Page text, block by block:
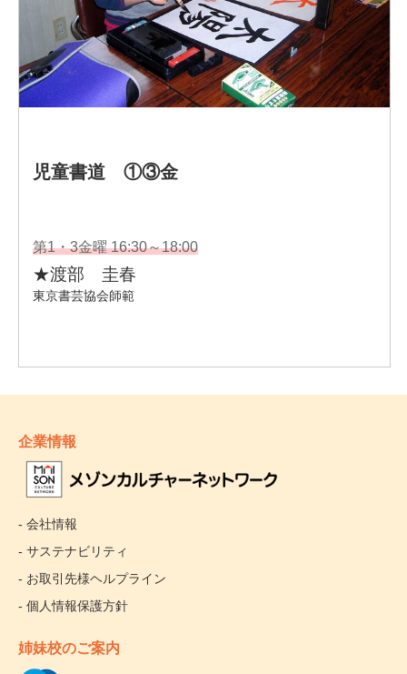
企業情報
- 会社情報
- サステナビリティ
- お取引先様ヘルプライン
- 個人情報保護方針
姉妹校のご案内